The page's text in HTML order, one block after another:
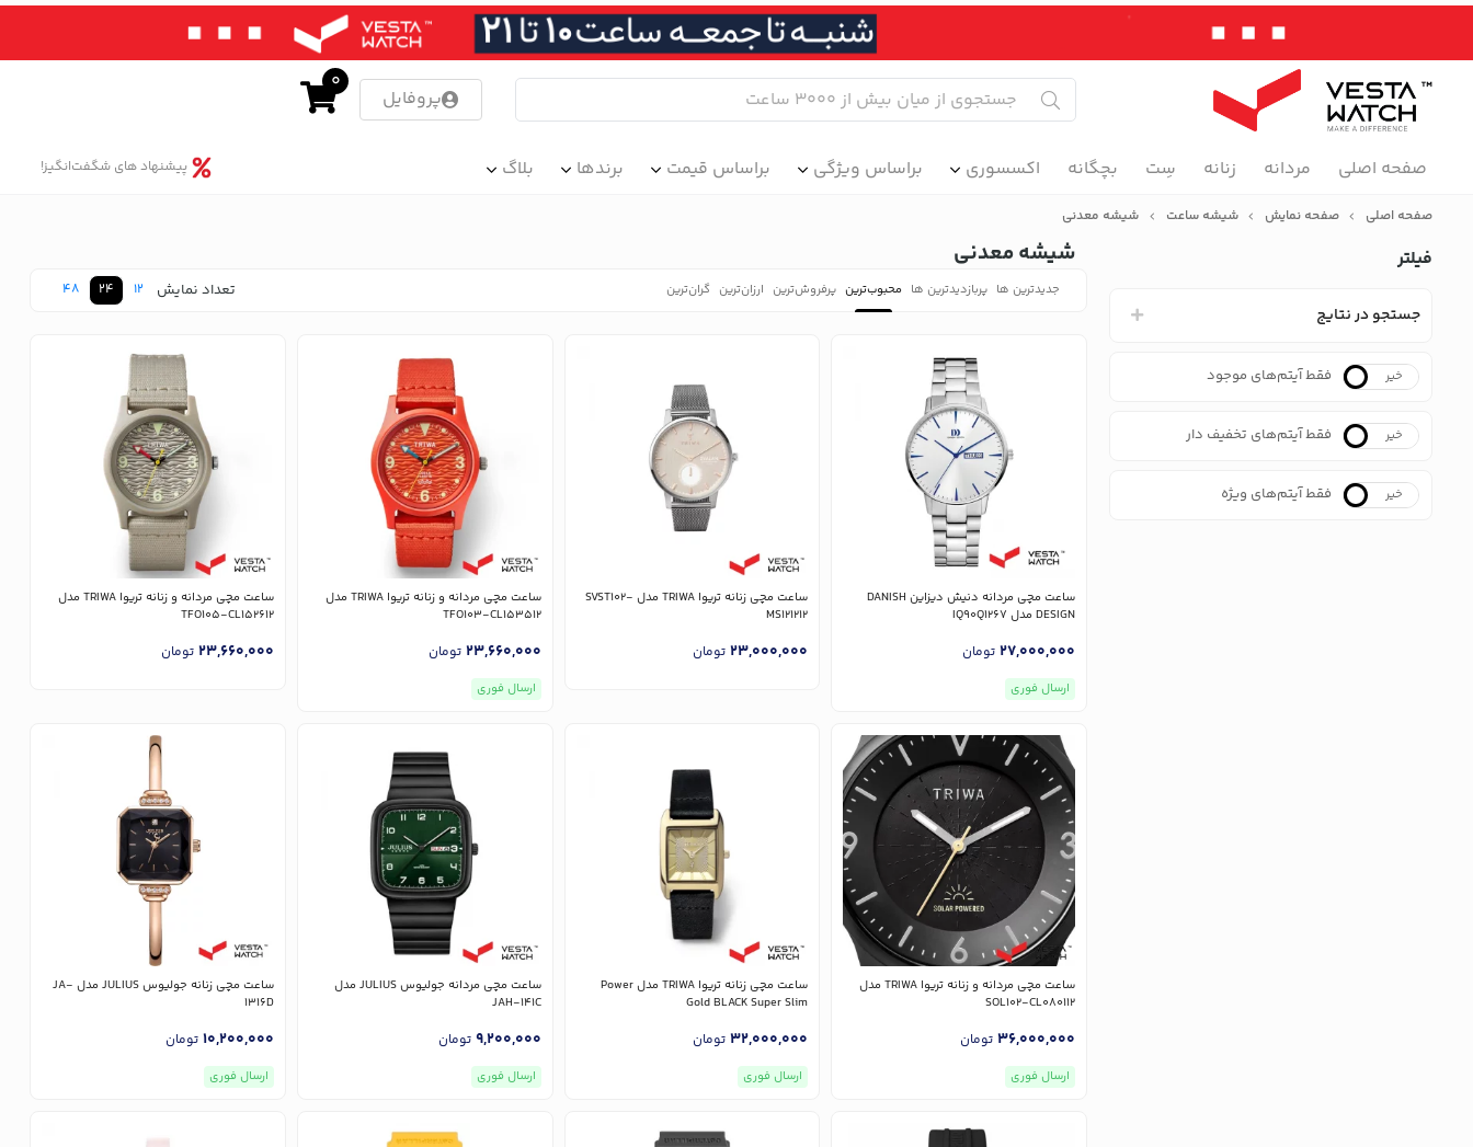
پروفایل
0
صفحه اصلی مردانه زنانه سِت بچگانه اکسسوری براساس ویژگی براساس قیمت برندها بلاگ پیشنهاد های شگفت‌انگیز!
صفحه اصلی صفحه نمایش شیشه ساعت شیشه معدنی
فیلتر
جستجو در نتایج
بله خیر فقط آیتم‌های موجود
بله خیر فقط آیتم‌های تخفیف دار
بله خیر فقط آیتم‌های ویژه
شیشه معدنی
جدیدترین ها پربازدیدترین ها محبوب‌‌ترین پرفروش‌ترین ارزان‌ترین گران‌ترین تعداد نمایش 12
24
48
ساعت مچی مردانه دنیش دیزاین DANISH
DESIGN مدل IQ90Q1267
27,000,000 تومان
ارسال فوری
ساعت مچی زنانه تریوا TRIWA مدل SVST102-
MS121212
23,000,000 تومان
ساعت مچی مردانه و زنانه تریوا TRIWA مدل
TFO103-CL153512
23,660,000 تومان
ارسال فوری
ساعت مچی مردانه و زنانه تریوا TRIWA مدل
TFO105-CL152612
23,660,000 تومان
ساعت مچی مردانه و زنانه تریوا TRIWA مدل
SOL102-CL080112
36,000,000 تومان
ارسال فوری
ساعت مچی زنانه تریوا TRIWA مدل Power
Gold BLACK Super Slim
32,000,000 تومان
ارسال فوری
ساعت مچی مردانه جولیوس JULIUS مدل
JAH-141C
9,200,000 تومان
ارسال فوری
ساعت مچی زنانه جولیوس JULIUS مدل JA-
1316D
10,200,000 تومان
ارسال فوری